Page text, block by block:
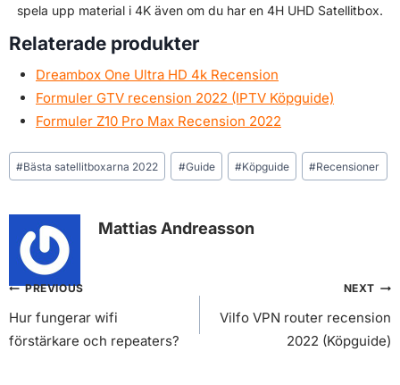
spela upp material i 4K även om du har en 4H UHD Satellitbox.
Relaterade produkter
Dreambox One Ultra HD 4k Recension
Formuler GTV recension 2022 (IPTV Köpguide)
Formuler Z10 Pro Max Recension 2022
Post
Tags:
#Bästa satellitboxarna 2022 #Guide #Köpguide #Recensioner
Mattias Andreasson
Inläggsnavigering
PREVIOUS
Hur fungerar wifi
förstärkare och repeaters?
NEXT
Vilfo VPN router recension
2022 (Köpguide)